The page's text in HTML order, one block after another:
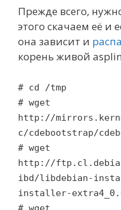
Прежде всего,
этого скачаем её и
она зависит и
корень живой
# cd /tmp
# wget
http://
c/cdebootstrap/
# wget
http://
ibd/libdebian-
installer-